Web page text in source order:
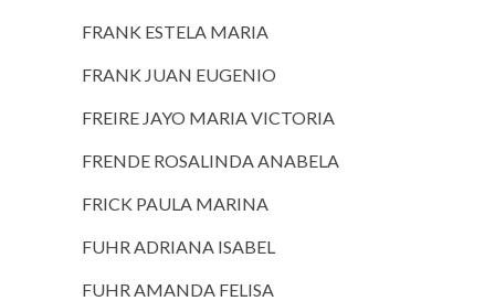
FRANK ESTELA MARIA
FRANK JUAN EUGENIO
FREIRE JAYO MARIA VICTORIA
FRENDE ROSALINDA ANABELA
FRICK PAULA MARINA
FUHR ADRIANA ISABEL
FUHR AMANDA FELISA